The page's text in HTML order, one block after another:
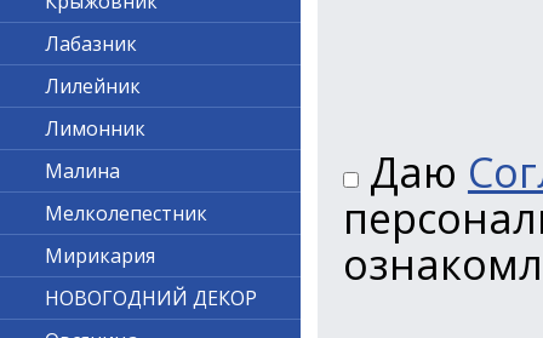
Даю
Лабазник
Лилейник
Лимонник
Малина
Мелколепестник
Мирикария
НОВОГОДНИЙ ДЕКОР